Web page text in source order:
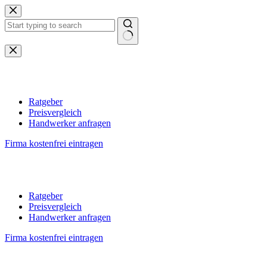
Zum
Inhalt
springen
Keine
Ergebnisse
Ratgeber
Preisvergleich
Handwerker anfragen
Firma kostenfrei eintragen
Ratgeber
Preisvergleich
Handwerker anfragen
Firma kostenfrei eintragen